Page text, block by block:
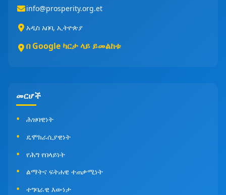
info@prosperity.org.et
አዲስ አበባ, ኢትዮጵያ
በ Google ካርታ ላይ ይመልከቱ
መርሆች
ሕዝባዊነት
ዴሞክራሲያዊነት
የሕግ የበላይነት
ልማትና ፍትሐዊ ተጠቃሚነት
ተግባራዊ እውነታ